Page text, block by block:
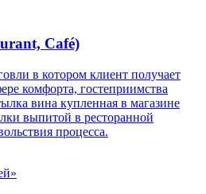
Café)
в котором клиент получает
комфорта, гостеприимства
вина купленная в магазине
выпитой в ресторанной
процесса.